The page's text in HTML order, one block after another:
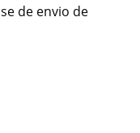
de envio de